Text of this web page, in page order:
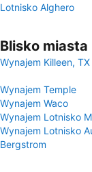
Lotnisko Alghero
Blisko
Wynajem Killeen, TX
Wynajem Temple
Wynajem Waco
Wynajem Lotnisko
Wynajem Lotnisko
Bergstrom